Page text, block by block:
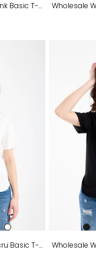
Wholesale Women's Pink Basic T-Shirt with Side Slits
Wholesale Women's Ecru Basic T-Shirt with Side Slits